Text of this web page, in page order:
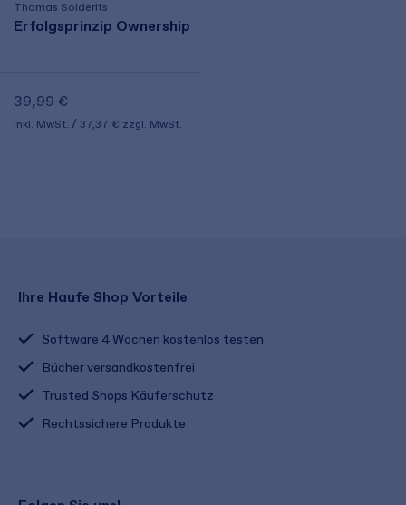
Thomas Solderits
Erfolgsprinzip Ownership
39,99 €
inkl. MwSt. 37,37 € zzgl. MwSt.
Ihre Haufe Shop Vorteile
Software 4 Wochen kostenlos testen
Bücher versandkostenfrei
Trusted Shops Käuferschutz
Rechtssichere Produkte